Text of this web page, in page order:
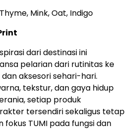
Mink, Oat, Indigo
dari destinasi ini
pelarian dari rutinitas ke
aksesori sehari-hari.
tekstur, dan gaya hidup
setiap produk
tersendiri sekaligus tetap
TUMI pada fungsi dan